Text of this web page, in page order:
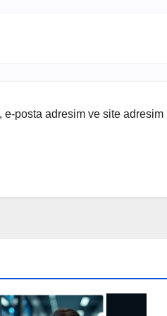
e-posta adresim ve site adresim